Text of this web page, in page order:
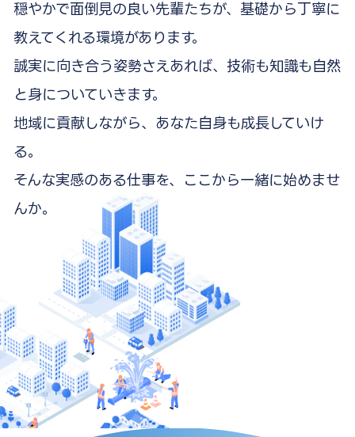
穏やかで面倒見の良い先輩たちが、基礎から丁寧に
教えてくれる環境があります。
誠実に向き合う姿勢さえあれば、技術も知識も自然
と身についていきます。
地域に貢献しながら、あなた自身も成長していけ
る。
そんな実感のある仕事を、
ここから一緒に始めませ
んか。